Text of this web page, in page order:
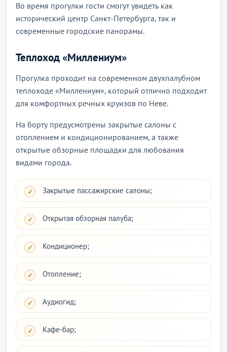
Во время прогулки гости смогут увидеть как
исторический центр Санкт-Петербурга, так и
современные городские панорамы.
Теплоход «Миллениум»
Прогулка проходит на современном двухпалубном
теплоходе «Миллениум», который отлично подходит
для комфортных речных круизов по Неве.
На борту предусмотрены закрытые салоны с
отоплением и кондиционированием, а также
открытые обзорные площадки для любования
видами города.
Закрытые пассажирские салоны;
Открытая обзорная палуба;
Кондиционер;
Отопление;
Аудиогид;
Кафе-бар;